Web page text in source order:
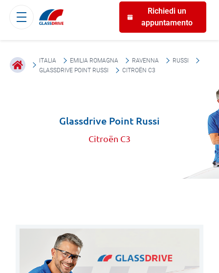
Richiedi un
appuntamento
ITALIA EMILIA ROMAGNA RAVENNA
RUSSI
GLASSDRIVE POINT RUSSI
CITROËN C3
Glassdrive Point Russi
Citroën C3